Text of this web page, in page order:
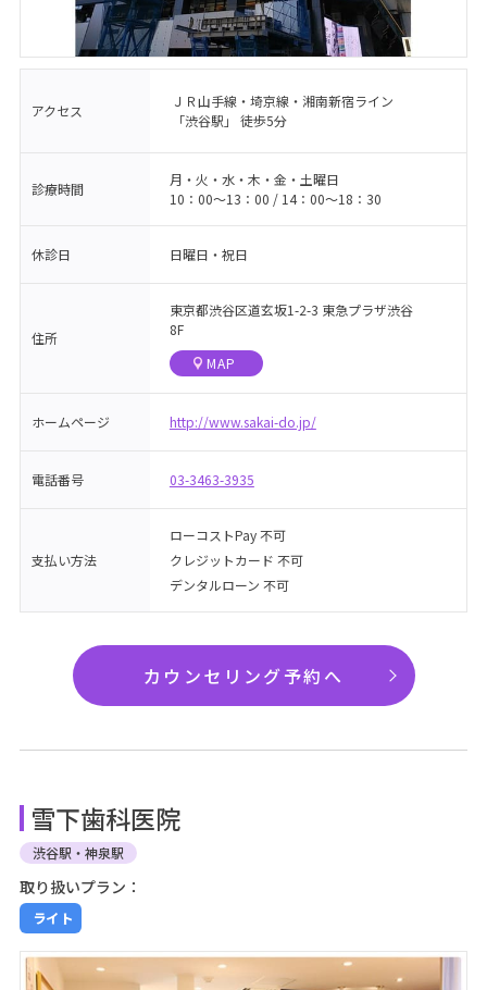
アクセス
ＪＲ山手線・埼京線・湘南新宿ライン
「渋谷駅」 徒歩5分
診療時間
月・火・水・木・金・土曜日
10：00〜13：00 / 14：00〜18：30
休診日 日曜日・祝日
住所
東京都渋谷区道玄坂1-2-3 東急プラザ渋谷
8F
MAP
ホームページ http://www.sakai-do.jp/
電話番号 03-3463-3935
支払い方法
ローコストPay 不可
クレジットカード 不可
デンタルローン 不可
カウンセリング予約へ
雪下歯科医院
渋谷駅・神泉駅
取り扱いプラン：
ライト